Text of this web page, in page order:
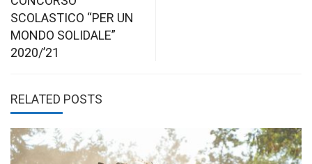
SCOLASTICO “PER UN
MONDO SOLIDALE”
2020/’21
RELATED POSTS